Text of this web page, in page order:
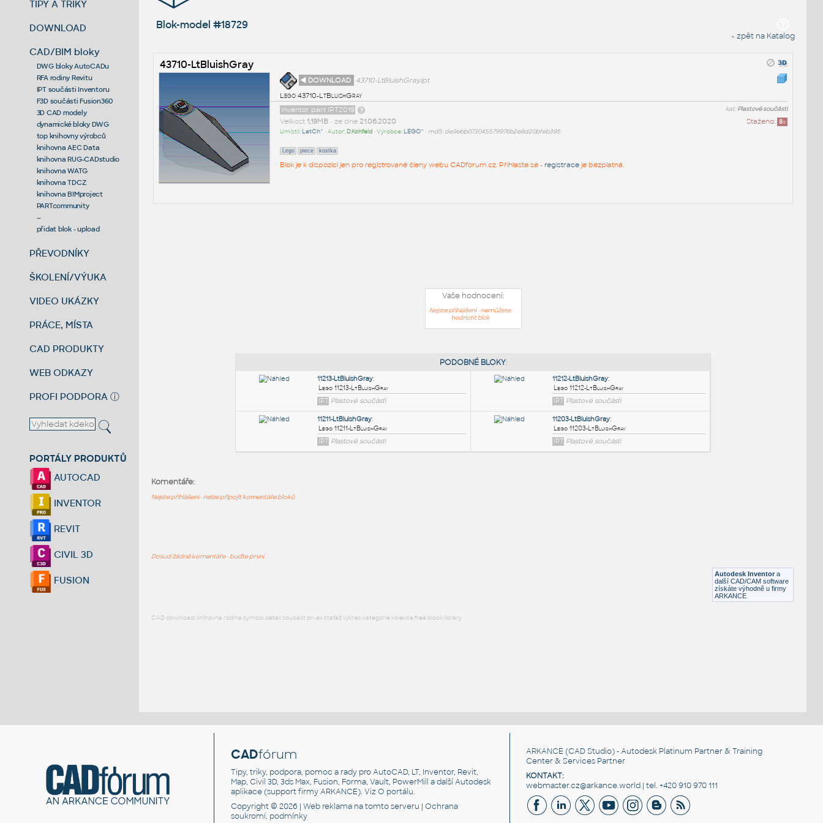
TIPY A TRIKY
DOWNLOAD
CAD/BIM bloky
DWG bloky AutoCADu
RFA rodiny Revitu
IPT součásti Inventoru
F3D součásti Fusion360
3D CAD modely
dynamické bloky DWG
top knihovny výrobců
knihovna AEC Data
knihovna RUG-CADstudio
knihovna WATG
knihovna TDCZ
knihovna BIMproject
PARTcommunity
--
přidat blok - upload
PŘEVODNÍKY
ŠKOLENÍ/VÝUKA
VIDEO UKÁZKY
PRÁCE, MÍSTA
CAD PRODUKTY
WEB ODKAZY
PROFI PODPORA ⓘ
PORTÁLY PRODUKTŮ
AUTOCAD
INVENTOR
REVIT
CIVIL 3D
FUSION
Blok-model #18729
« zpět na Katalog
43710-LtBluishGray
◄ DOWNLOAD
43710-LtBluishGray.ipt
Lego 43710-LtBluishGray
kat:Plastové součásti
Inventor part IPT2019
Staženo: 8x
Velikost 1,19MB• ze dne 21.06.2020
Umístil: LatCh^ • Autor: D.Kohfeld• Výrobce: LEGO^ • md5: de9ebb073045579976b2e8d20bfeb395
Lego piece kostka
Blok je k dispozici jen pro registrované členy webu CADforum.cz. Přihlaste se - registraceje bezplatná.
Vaše hodnocení:
Nejste přihlášeni - nemůžete
hodnotit blok
Plastové součásti
Autodesk Inventor a
další CAD/CAM software
získáte výhodně u firmy
ARKANCE
Komentáře:
Nejste přihlášeni - nelze připojit komentáře bloků
Dosud žádné komentáře - buďte první
CAD download: knihovna rodina symbol detail součást prvek stafáž výkres kategorie kolekce free block library
CADfórum
Tipy, triky, podpora, pomoc a rady pro AutoCAD, LT, Inventor, Revit,
Map, Civil 3D, 3ds Max, Fusion, Forma, Vault, PowerMill a další Autodesk
aplikace (support firmy ARKANCE). VizO portálu.
Copyright © 2026 |Web reklama na tomto serveru |Ochrana
soukromí, podmínky
ARKANCE (CAD Studio) - Autodesk Platinum Partner & Training
Center & Services Partner
KONTAKT:
webmaster.cz@arkance.world | tel. +420 910 970 111